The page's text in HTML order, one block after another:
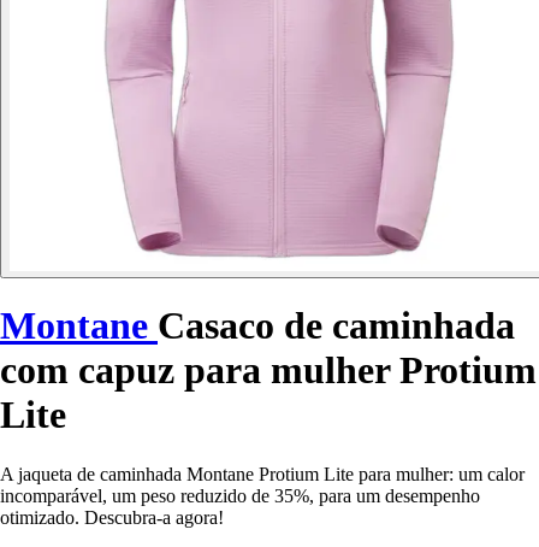
Montane Casaco de caminhada
com capuz para mulher Protium
Lite
A jaqueta de caminhada Montane Protium Lite para mulher: um calor
incomparável, um peso reduzido de 35%, para um desempenho
otimizado. Descubra-a agora!